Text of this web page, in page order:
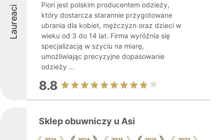
Laureaci
Piori jest polskim producentem odzieży,
który dostarcza starannie przygotowane
ubrania dla kobiet, mężczyzn oraz dzieci w
wieku od 3 do 14 lat. Firma wyróżnia się
specjalizacją w szyciu na miarę,
umożliwiając precyzyjne dopasowanie
odzieży ...
8.8
Sklep obuwniczy u Asi